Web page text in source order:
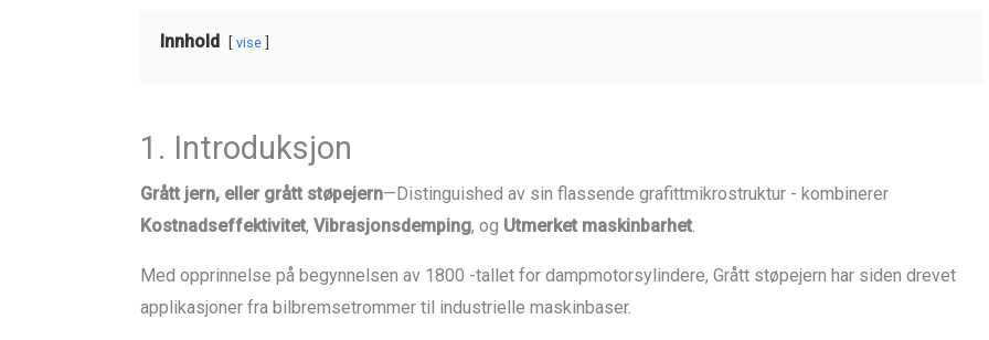
Innhold vise
1. Introduksjon
Grått jern, eller grått støpejern—Distinguished av sin flassende grafittmikrostruktur - kombinerer
Kostnadseffektivitet, Vibrasjonsdemping, og Utmerket maskinbarhet.
Med opprinnelse på begynnelsen av 1800 -tallet for dampmotorsylindere, Grått støpejern har siden drevet
applikasjoner fra bilbremsetrommer til industrielle maskinbaser.